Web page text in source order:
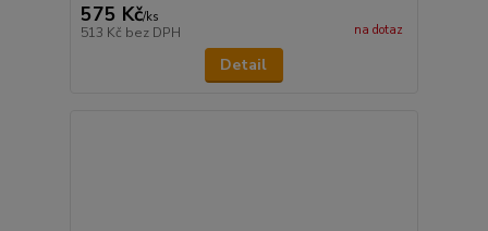
575 Kč/ks
513 Kč bez DPH na dotaz
Detail